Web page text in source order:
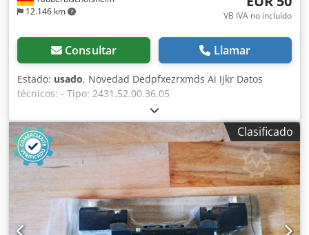
12.146 km
VB IVA no incluído
Consultar Llamar
Estado: usado, Novedad Dedpfxezrxmds Ai Ijkr Datos
técnicos: - Tipo: 2431.52.00.36.05
Clasificado